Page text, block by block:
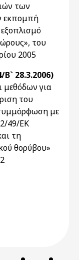
των
εκπομπή
του
2005
Β` 28.3.2006)
μεθόδων για
του
με
49/ΕΚ
τη
θορύβου»